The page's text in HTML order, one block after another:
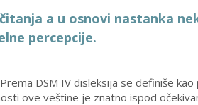
a u osnovi nastanka
percepcije.
DSM IV disleksija se definiše
ove veštine je znatno ispod